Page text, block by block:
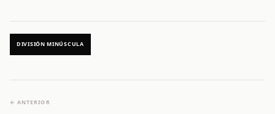
DIVISIÓN MINÚSCULA
← ANTERIOR